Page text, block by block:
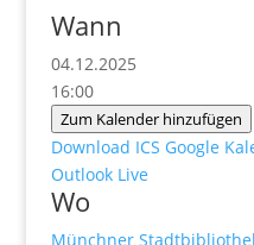
Wann
04.12.2025
16:00
Zum Kalender hinzufügen
Download ICS Google
Outlook Live
Wo
Münchner